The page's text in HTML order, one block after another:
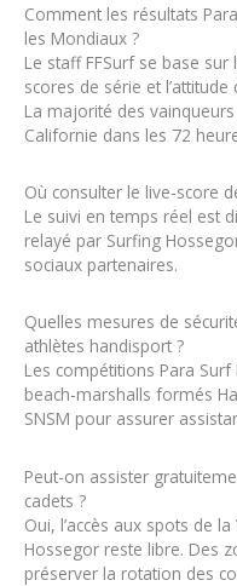
Comment les résultats
les Mondiaux ?
Le staff FFSurf se base
scores de série et
La majorité des
Californie dans les 72
Où consulter le live-score
Le suivi en temps réel est
relayé par Surfing
sociaux partenaires.
Quelles mesures de
athlètes handisport ?
Les compétitions Para
beach-marshalls formés
SNSM pour assurer
Peut-on assister
cadets ?
Oui, l’accès aux spots de
Hossegor reste libre. Des
préserver la rotation des